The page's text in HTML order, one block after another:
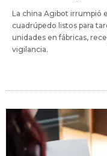
La china Agibot irrumpió
cuadrúpedo listos para
unidades en fábricas,
vigilancia.